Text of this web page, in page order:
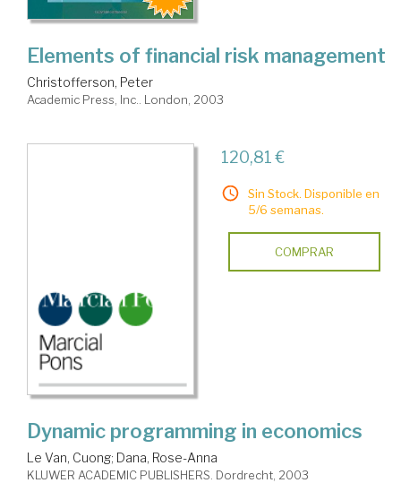
Elements of financial risk management
Christofferson, Peter
Academic Press, Inc.. London, 2003
120,81 €
Sin Stock. Disponible en
5/6 semanas.
COMPRAR
Dynamic programming in economics
Le Van, Cuong; Dana, Rose-Anna
KLUWER ACADEMIC PUBLISHERS. Dordrecht, 2003